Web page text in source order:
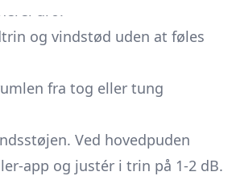
uro.
og vindstød uden at føles
fra tog eller tung
Ved hovedpuden
app og justér i trin på 1-2 dB.